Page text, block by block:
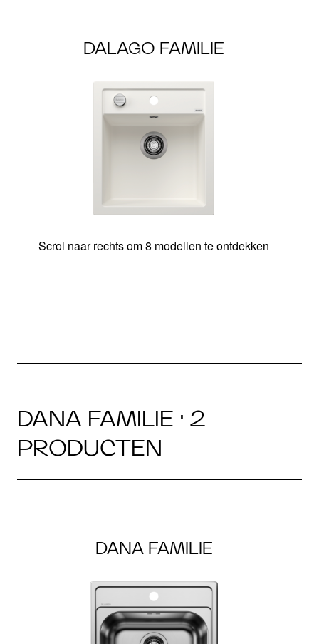
DALAGO FAMILIE
Scrol naar rechts om 8 modellen te ontdekken
DANA FAMILIE · 2
PRODUCTEN
DANA FAMILIE